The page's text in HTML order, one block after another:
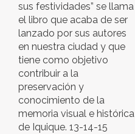
sus festividades” se llama
el libro que acaba de ser
lanzado por sus autores
en nuestra ciudad y que
tiene como objetivo
contribuir a la
preservación y
conocimiento de la
memoria visual e histórica
de Iquique. 13-14-15